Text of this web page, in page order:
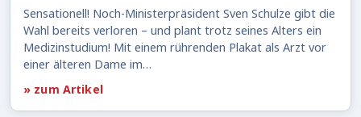
Sensationell! Noch-Ministerpräsident Sven Schulze gibt die
Wahl bereits verloren – und plant trotz seines Alters ein
Medizinstudium! Mit einem rührenden Plakat als Arzt vor
einer älteren Dame im…
» zum Artikel